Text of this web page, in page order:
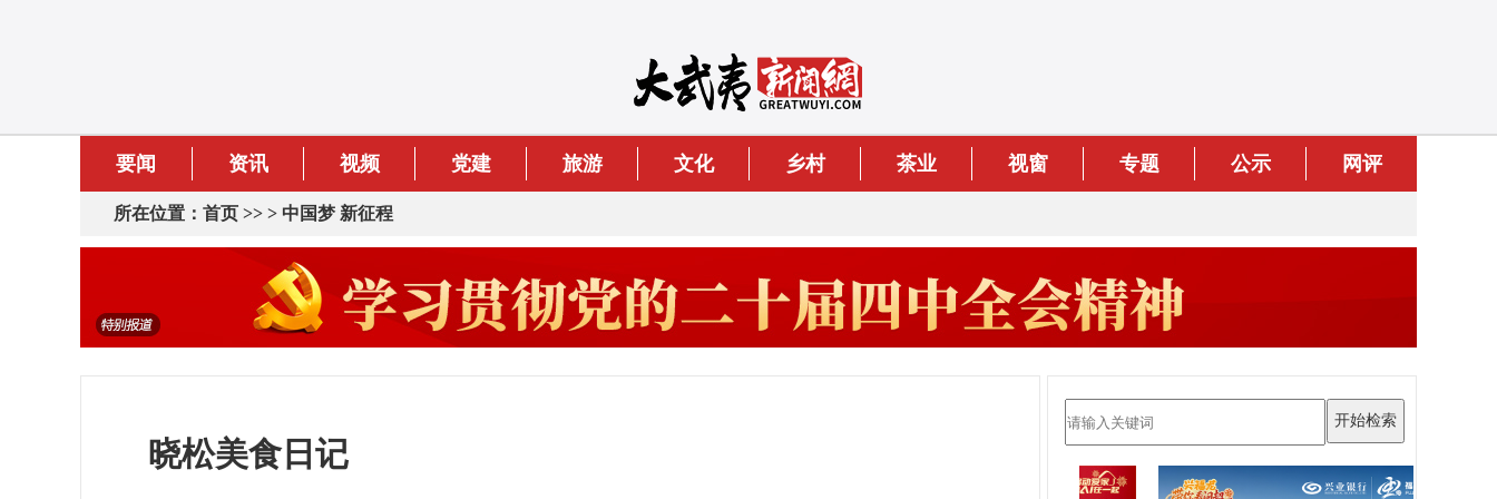
要闻 资讯 视频 党建 旅游 文化 乡村 茶业 视窗 专题 公示 网评
所在位置： 首页 >> > 中国梦 新征程
晓松美食日记